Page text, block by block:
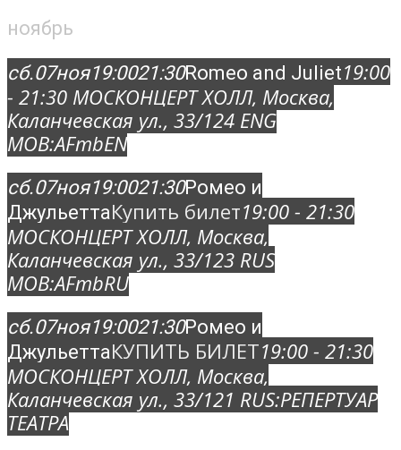
ноябрь
сб.07ноя19:0021:30Romeo and Juliet19:00
- 21:30 МОСКОНЦЕРТ ХОЛЛ, Москва,
Каланчевская ул., 33/124 ENG
MOB:AFmbEN
сб.07ноя19:0021:30Ромео и
ДжульеттаКупить билет19:00 - 21:30
МОСКОНЦЕРТ ХОЛЛ, Москва,
Каланчевская ул., 33/123 RUS
MOB:AFmbRU
сб.07ноя19:0021:30Ромео и
ДжульеттаКУПИТЬ БИЛЕТ19:00 - 21:30
МОСКОНЦЕРТ ХОЛЛ, Москва,
Каланчевская ул., 33/121 RUS:РЕПЕРТУАР
ТЕАТРА